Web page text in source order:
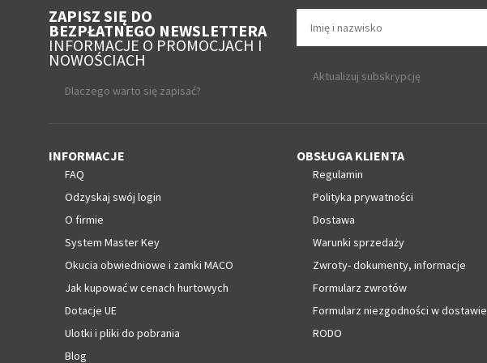
ZAPISZ SIĘ DO
BEZPŁATNEGO NEWSLETTERA
INFORMACJE O PROMOCJACH I
NOWOŚCIACH
Dlaczego warto się zapisać?
Aktualizuj subskrypcję
INFORMACJE
FAQ
Odzyskaj swój login
O firmie
System Master Key
Okucia obwiedniowe i zamki MACO
Jak kupować w cenach hurtowych
Dotacje UE
Ulotki i pliki do pobrania
Blog
OBSŁUGA KLIENTA
Regulamin
Polityka prywatności
Dostawa
Warunki sprzedaży
Zwroty- dokumenty, informacje
Formularz zwrotów
Formularz niezgodności w dostawie
RODO